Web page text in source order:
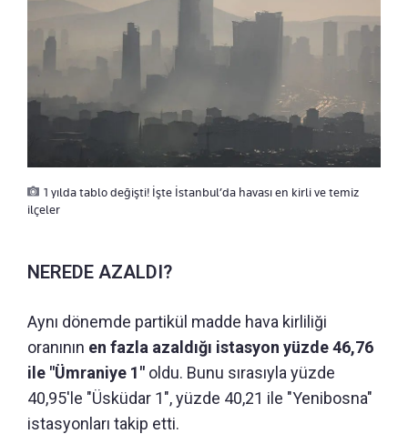
1 yılda tablo değişti! İşte İstanbul’da havası en kirli ve temiz
ilçeler
NEREDE AZALDI?
Aynı dönemde partikül madde hava kirliliği
oranının en fazla azaldığı istasyon yüzde 46,76
ile "Ümraniye 1" oldu. Bunu sırasıyla yüzde
40,95'le "Üsküdar 1", yüzde 40,21 ile "Yenibosna"
istasyonları takip etti.